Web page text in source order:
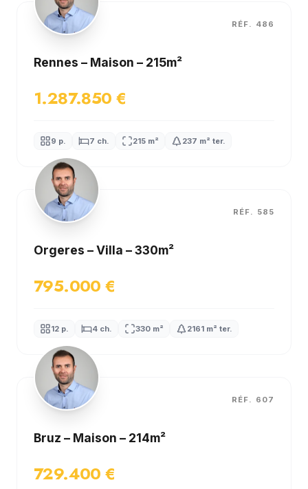
RÉF. 486
Rennes – Maison – 215m²
1.287.850 €
9 p. 7 ch. 215 m² 237 m² ter.
RÉF. 585
Orgeres – Villa – 330m²
795.000 €
12 p. 4 ch. 330 m² 2161 m² ter.
RÉF. 607
Bruz – Maison – 214m²
729.400 €